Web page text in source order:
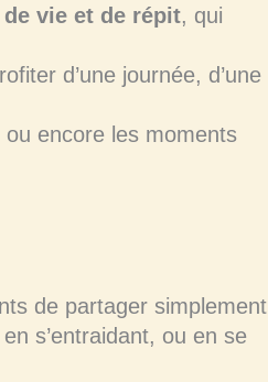
de vie et de répit, qui
d’une journée, d’une
encore les moments
de partager simplement
s’entraidant, ou en se